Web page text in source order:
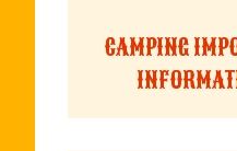
CAMPING